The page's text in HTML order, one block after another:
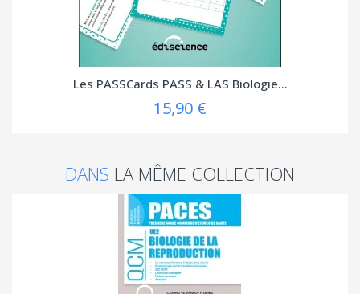
Les PASSCards PASS & LAS Biologie...
15,90 €
DANS LA MÊME COLLECTION